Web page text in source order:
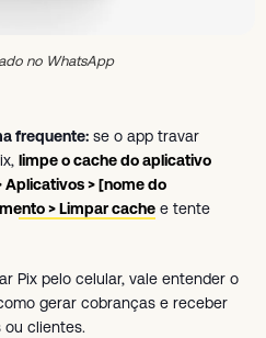
no WhatsApp
frequente: se o app travar
limpe o cache do aplicativo
Aplicativos > [nome do
> Limpar cache e tente
Pix pelo celular, vale entender o
gerar cobranças e receber
ou clientes.